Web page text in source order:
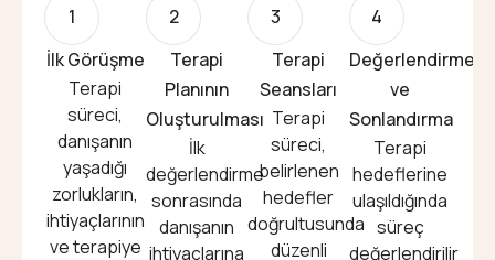
1
İlk Görüşme
Terapi
süreci,
danışanın
yaşadığı
zorlukların,
ihtiyaçlarının
ve terapiye
2
Terapi
Planının
Oluşturulması
İlk
değerlendirme
sonrasında
danışanın
ihtiyaçlarına
3
Terapi
Seansları
Terapi
süreci,
belirlenen
hedefler
doğrultusunda
düzenli
4
Değerlendirme
ve
Sonlandırma
Terapi
hedeflerine
ulaşıldığında
süreç
değerlendirilir